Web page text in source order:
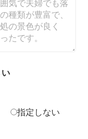
指定しない